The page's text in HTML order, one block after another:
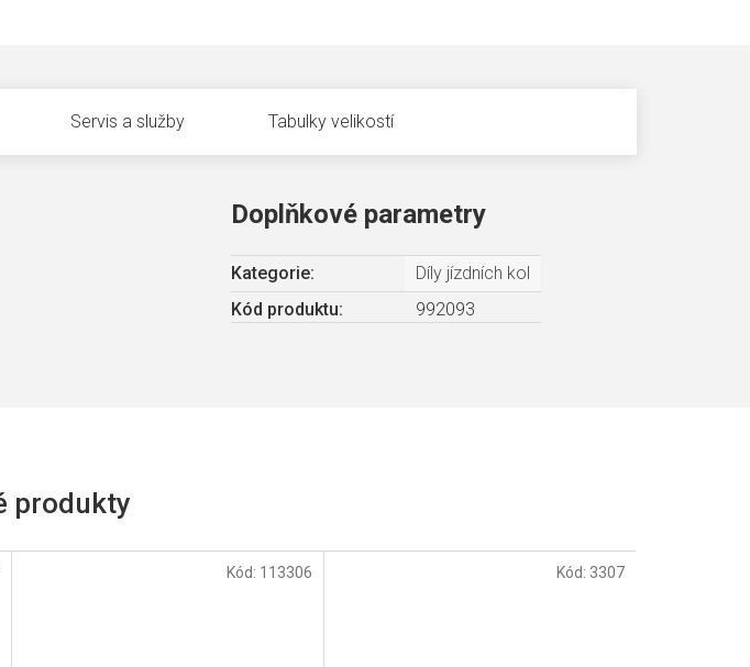
Servis a služby Tabulky velikostí
Doplňkové parametry
Kategorie:
Díly jízdních kol
Kód produktu:
992093
Kód: 113306 Kód: 3307